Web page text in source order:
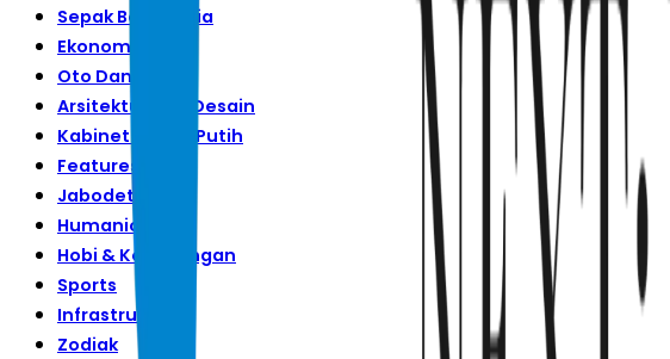
Sepak Bola Dunia
Ekonomi
Oto Dan Tekno
Arsitektur Dan Desain
Kabinet Merah Putih
Features
Jabodetabek
Humaniora
Hobi & Kesenangan
Sports
Infrastruktur
Zodiak